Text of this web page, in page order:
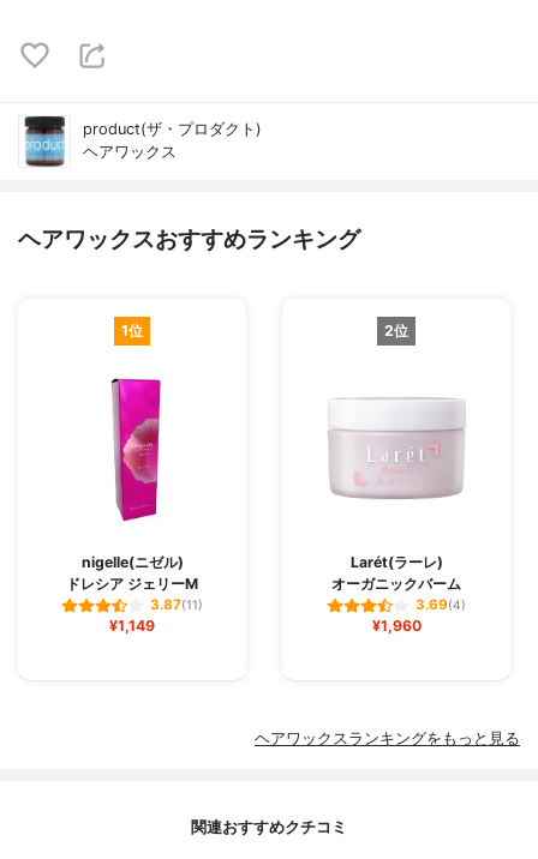
product(ザ・プロダクト)
ヘアワックス
ヘアワックスおすすめランキング
1位
nigelle(ニゼル)
ドレシア ジェリーM
3.87(11)
¥1,149
2位
Larét(ラーレ)
オーガニックバーム
3.69(4)
¥1,960
ヘアワックスランキングをもっと見る
関連おすすめクチコミ